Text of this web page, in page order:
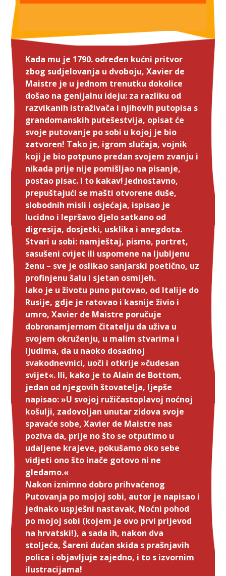
Kada mu je 1790. određen kućni pritvor
zbog sudjelovanja u dvoboju, Xavier de
Maistre je u jednom trenutku dokolice
došao na genijalnu ideju: za razliku od
razvikanih istraživača i njihovih putopisa s
grandomanskih putešestvija, opisat će
svoje putovanje po sobi u kojoj je bio
zatvoren! Tako je, igrom slučaja, vojnik
koji je bio potpuno predan svojem zvanju i
nikada prije nije pomišljao na pisanje,
postao pisac. I to kakav! Jednostavno,
prepuštajući se mašti otvorene duše,
slobodnih misli i osjećaja, ispisao je
lucidno i lepršavo djelo satkano od
digresija, dosjetki, usklika i anegdota.
Stvari u sobi: namještaj, pismo, portret,
sasušeni cvijet ili uspomene na ljubljenu
ženu – sve je oslikao sanjarski poetično, uz
profinjenu šalu i sjetan osmijeh.
Iako je u životu puno putovao, od Italije do
Rusije, gdje je ratovao i kasnije živio i
umro, Xavier de Maistre poručuje
dobronamjernom čitatelju da uživa u
svojem okruženju, u malim stvarima i
ljudima, da u naoko dosadnoj
svakodnevnici, uoči i otkrije »čudesan
svijet«. Ili, kako je to Alain de Bottom,
jedan od njegovih štovatelja, ljepše
napisao: »U svojoj ružičastoplavoj noćnoj
košulji, zadovoljan unutar zidova svoje
spavaće sobe, Xavier de Maistre nas
poziva da, prije no što se otputimo u
udaljene krajeve, pokušamo oko sebe
vidjeti ono što inače gotovo ni ne
gledamo.«
Nakon iznimno dobro prihvaćenog
Putovanja po mojoj sobi, autor je napisao i
jednako uspješni nastavak, Noćni pohod
po mojoj sobi (kojem je ovo prvi prijevod
na hrvatski!), a sada ih, nakon dva
stoljeća, Šareni dućan skida s prašnjavih
polica i objavljuje zajedno, i to s izvornim
ilustracijama!